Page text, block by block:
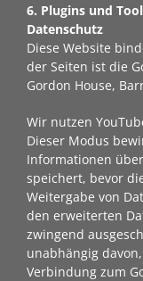
6. Plugins und
Datenschutz
Diese Website
der Seiten ist die
Gordon House,
Wir nutzen
Dieser Modus
Informationen
speichert, bevor
Weitergabe von
den erweiterten
zwingend
unabhängig
Verbindung zum